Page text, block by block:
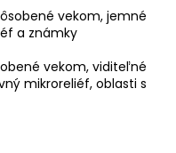
vekom, jemné
a známky
vekom, viditeľné
mikroreliéf, oblasti s